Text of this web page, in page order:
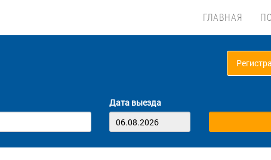
ГЛАВНАЯ
Дата выезда